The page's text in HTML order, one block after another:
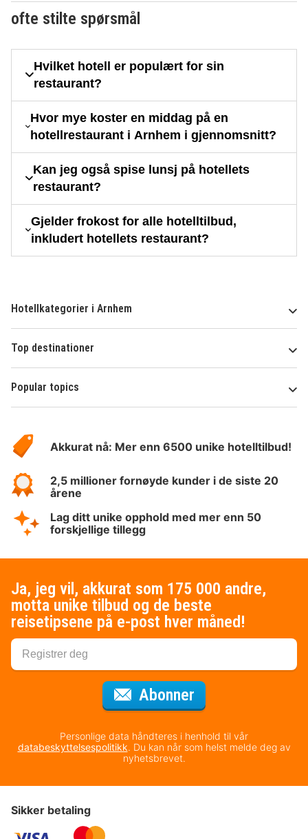
ofte stilte spørsmål
Hvilket hotell er populært for sin
restaurant?
Hvor mye koster en middag på en
hotellrestaurant i Arnhem i gjennomsnitt?
Kan jeg også spise lunsj på hotellets
restaurant?
Gjelder frokost for alle hotelltilbud,
inkludert hotellets restaurant?
Hotellkategorier i Arnhem
Top destinationer
Popular topics
Hotelspecials
Akkurat nå: Mer enn 6500 unike hotelltilbud!
2,5 millioner fornøyde kunder i de siste 20
årene
Lag ditt unike opphold med mer enn 50
forskjellige tillegg
Ja, jeg vil, akkurat som 175 000 andre,
motta unike tilbud og de beste
reisetipsene på e-post hver måned!
Abonner
Personlige data håndteres i henhold til vår
databeskyttelsespolitikk. Du kan når som helst melde deg av
nyhetsbrevet.
Sikker betaling